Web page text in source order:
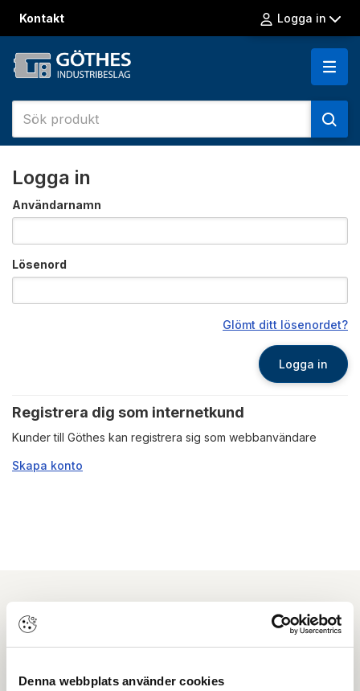
Denna webbplats använder cookies
Kontakt Logga in
Logga in
Användarnamn
Lösenord
Glömt ditt lösenordet?
Logga in
Registrera dig som internetkund
Kunder till Göthes kan registrera sig som webbanvändare
Skapa konto
Nyhetsbrev
Prenumerera på vårt nyhetsbrev och få tips,